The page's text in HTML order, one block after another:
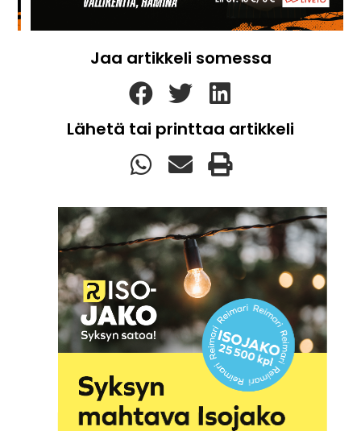
Jaa artikkeli somessa
Lähetä tai printtaa artikkeli